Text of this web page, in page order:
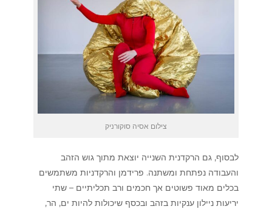
צילום אסיה סוקורניק
לבסוף, גם הרקדנית השנייה יוצאת מתוך גוש הזהב
והעבודה נפתחת ומשתנה. פרידמן והרקדניות משתמשים
בכלים מאוד פשוטים אך חכמים ורב תכליתיים – שתי
יריעות ניילון ענקיות בזהב ובכסף שיכולות להיות ים, הר,